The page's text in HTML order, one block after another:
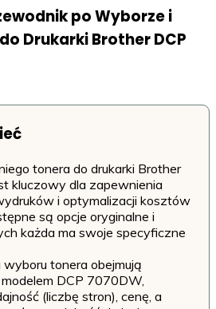
po Wyborze i
Drukarki Brother DCP
tonera do drukarki Brother
kluczowy dla zapewnienia
i optymalizacji kosztów
są opcje oryginalne i
każda ma swoje specyficzne
tonera obejmują
DCP 7070DW,
(liczbę stron), cenę, a